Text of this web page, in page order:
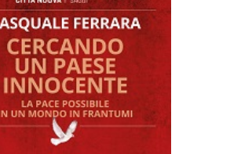
AGGIUNGI AL CARRELLO